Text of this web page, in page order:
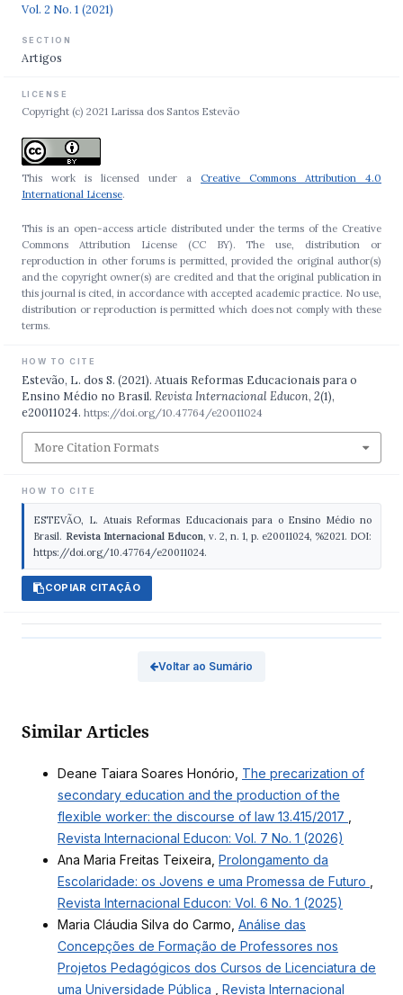
Vol. 2 No. 1 (2021)
SECTION
Artigos
LICENSE
Copyright (c) 2021 Larissa dos Santos Estevão
This work is licensed under aCreative Commons Attribution 4.0
International License.
This is an open-access article distributed under the terms of the Creative
Commons Attribution License (CC BY). The use, distribution or
reproduction in other forums is permitted, provided the original author(s)
and the copyright owner(s) are credited and that the original publication in
this journal is cited, in accordance with accepted academic practice. No use,
distribution or reproduction is permitted which does not comply with these
terms.
HOW TO CITE
Estevão, L. dos S. (2021). Atuais Reformas Educacionais para o
Ensino Médio no Brasil. Revista Internacional Educon, 2(1),
e20011024. https://doi.org/10.47764/e20011024
More Citation Formats
HOW TO CITE
ESTEVÃO, L. Atuais Reformas Educacionais para o Ensino Médio no
Brasil. Revista Internacional Educon, v. 2, n. 1, p. e20011024, %2021. DOI:
https://doi.org/10.47764/e20011024.
COPIAR CITAÇÃO
Voltar ao Sumário
Similar Articles
Deane Taiara Soares Honório, The precarization of
secondary education and the production of the
flexible worker: the discourse of law 13.415/2017
Revista Internacional Educon: Vol. 7 No. 1 (2026)
Ana Maria Freitas Teixeira, Prolongamento da
Escolaridade: os Jovens e uma Promessa de Futuro
Revista Internacional Educon: Vol. 6 No. 1 (2025)
Maria Cláudia Silva do Carmo, Análise das
Concepções de Formação de Professores nos
Projetos Pedagógicos dos Cursos de Licenciatura de
uma Universidade Pública
Revista Internacional